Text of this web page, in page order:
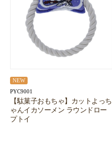
NEW
PYC9001
【駄菓子おもちゃ】カットよっち
ゃんイカソーメン ラウンドロー
プトイ